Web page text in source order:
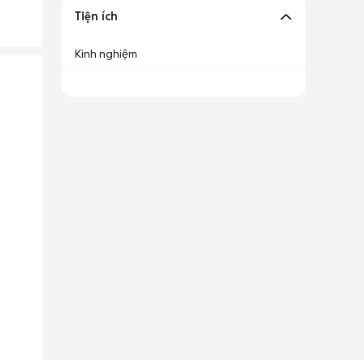
Tiện ích
Kinh nghiệm